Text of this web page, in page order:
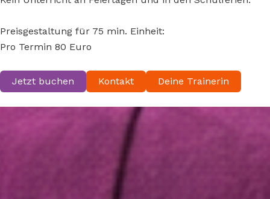
Preisgestaltung für 75 min. Einheit:
Pro Termin 80 Euro
Jetzt buchen Kontakt Deine Trainerin